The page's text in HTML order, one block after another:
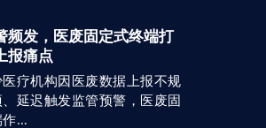
频发，医废固定式终端打
报痛点
疗机构因医废数据上报不规
延迟触发监管预警，医废固
作…